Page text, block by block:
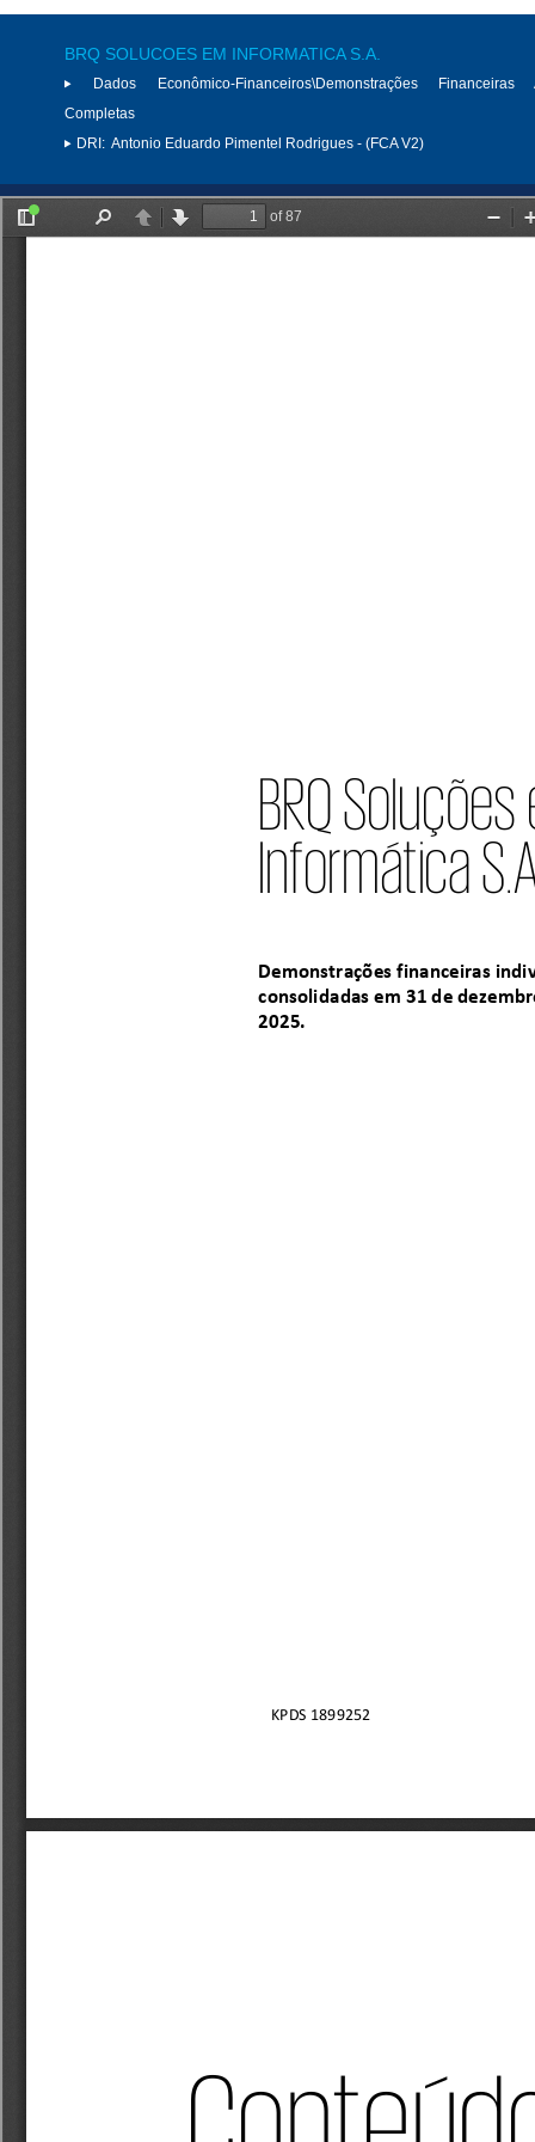
BRQ SOLUCOES EM INFORMATICA S.A.
Dados Econômico-Financeiros\Demonstrações Financeiras
Completas
DRI: Antonio Eduardo Pimentel Rodrigues - (FCA V2)